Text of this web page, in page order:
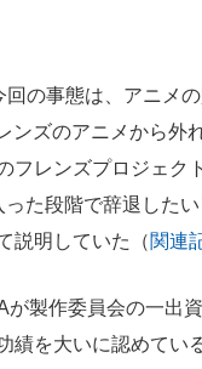
の事態は、アニメ
ンズのアニメから外
フレンズプロジェ
た段階で辞退した
説明していた（関連
製作委員会の一出
績を大いに認めてい